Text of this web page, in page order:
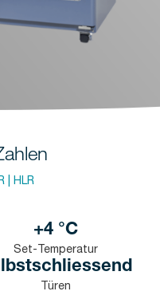
| HLR
+4 °C
Set-Temperatur
Türen